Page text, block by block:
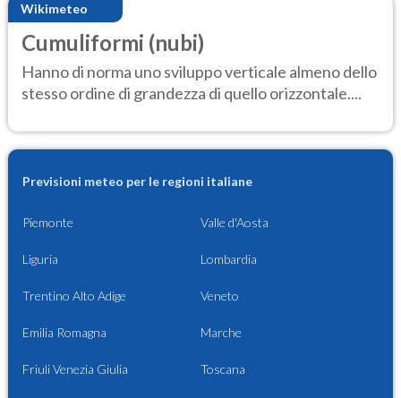
Wikimeteo
Cumuliformi (nubi)
Hanno di norma uno sviluppo verticale almeno dello
stesso ordine di grandezza di quello orizzontale....
Previsioni meteo per le regioni italiane
Piemonte Valle d'Aosta
Liguria Lombardia
Trentino Alto Adige Veneto
Emilia Romagna Marche
Friuli Venezia Giulia Toscana